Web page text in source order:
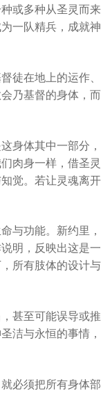
或多种从圣灵而来
一队精兵，成就神
徒在地上的运作、
乃基督的身体，而
身体其中一部分，
肉身一样，借圣灵
觉。若让灵魂离开
与功能。新约里，
明，反映出这是一
所有肢体的设计与
甚至可能误导或推
洁与永恒的事情，
必须把所有身体部